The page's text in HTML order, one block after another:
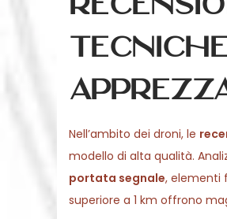
Nell’ambito dei droni, le
modello di alta qualità.
portata segnale, elementi
superiore a 1 km offrono